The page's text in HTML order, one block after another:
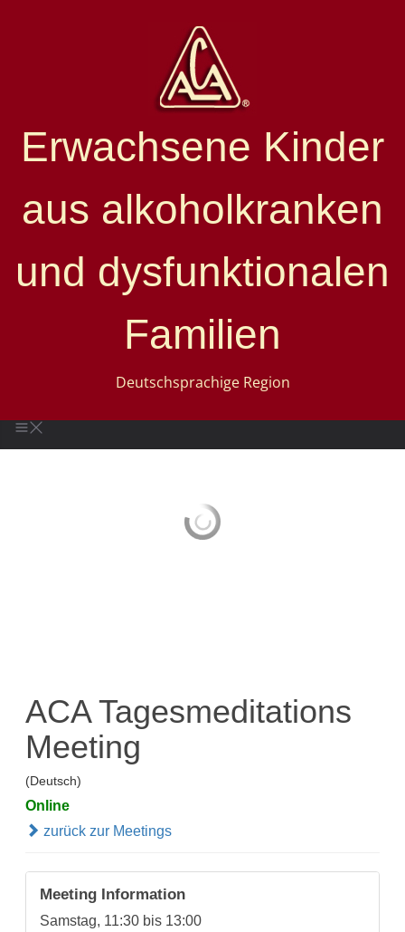
Erwachsene Kinder
aus alkoholkranken
und dysfunktionalen
Familien
Deutschsprachige Region
ACA Tagesmeditations
Meeting
(Deutsch)
Online
zurück zur Meetings
Meeting Information
Samstag, 11:30 bis 13:00